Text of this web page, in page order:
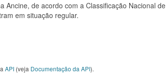
Ancine, de acordo com a Classificação Nacional de
em situação regular.
API (veja Documentação da API).